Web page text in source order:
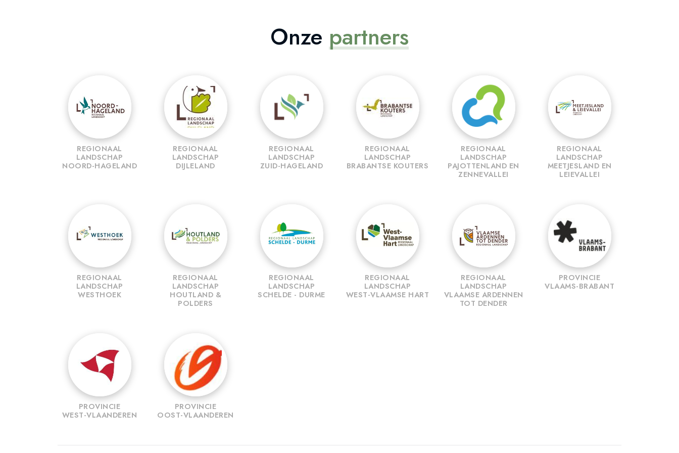
Onze partners
REGIONAAL
LANDSCHAP
NOORD-HAGELAND
REGIONAAL
LANDSCHAP
DIJLELAND
REGIONAAL
LANDSCHAP
ZUID-HAGELAND
REGIONAAL
LANDSCHAP
BRABANTSE KOUTERS
REGIONAAL
LANDSCHAP
PAJOTTENLAND EN
ZENNEVALLEI
REGIONAAL
LANDSCHAP
MEETJESLAND EN
LEIEVALLEI
REGIONAAL
LANDSCHAP
WESTHOEK
REGIONAAL
LANDSCHAP
HOUTLAND &
POLDERS
REGIONAAL
LANDSCHAP
SCHELDE - DURME
REGIONAAL
LANDSCHAP
WEST-VLAAMSE HART
REGIONAAL
LANDSCHAP
VLAAMSE ARDENNEN
TOT DENDER
PROVINCIE
VLAAMS-BRABANT
PROVINCIE
WEST-VLAANDEREN
PROVINCIE
OOST-VLAANDEREN